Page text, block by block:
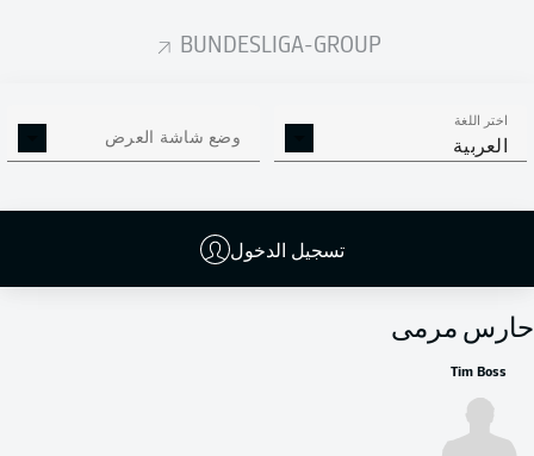
BUNDESLIGA-GROUP
اختر اللغة
العربية وضع شاشة العرض
تسجيل الدخول
Dominik Reimann
حارس مرمى
Tim Boss